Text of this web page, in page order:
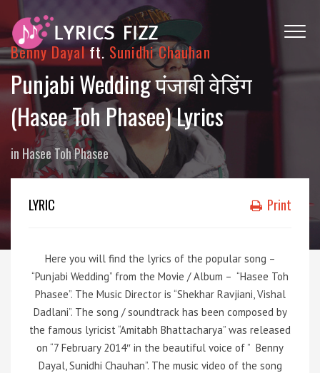
Benny Dayalft. Sunidhi Chauhan
Punjabi Wedding पंजाबी वेडिंग
(Hasee Toh Phasee) Lyrics
in Hasee Toh Phasee
LYRIC Print
Here you will find the lyrics of the popular song –
“Punjabi Wedding” from the Movie / Album – “Hasee Toh
Phasee”. The Music Director is “Shekhar Ravjiani, Vishal
Dadlani”. The song / soundtrack has been composed by
the famous lyricist “Amitabh Bhattacharya” was released
on “7 February 2014″ in the beautiful voice of ” Benny
Dayal, Sunidhi Chauhan”. The music video of the song